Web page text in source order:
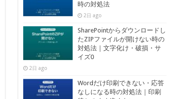
時の対処法
2日 ago
SharePointからダウンロードし
たZIPファイルが開けない時の
対処法｜文字化け・破損・サ
イズ0
2日 ago
Wordだけ印刷できない・応答
なしになる時の対処法｜印刷